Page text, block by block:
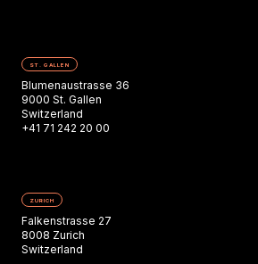
ST. GALLEN
Blumenaustrasse 36
9000 St. Gallen
Switzerland
+41 71 242 20 00
ZURICH
Falkenstrasse 27
8008 Zurich
Switzerland